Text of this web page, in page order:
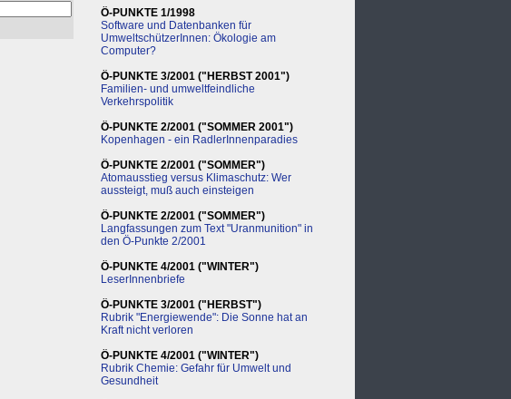
Ö-PUNKTE 1/1998
Software und Datenbanken für
UmweltschützerInnen: Ökologie am
Computer?
Ö-PUNKTE 3/2001 ("HERBST 2001")
Familien- und umweltfeindliche
Verkehrspolitik
Ö-PUNKTE 2/2001 ("SOMMER 2001")
Kopenhagen - ein RadlerInnenparadies
Ö-PUNKTE 2/2001 ("SOMMER")
Atomausstieg versus Klimaschutz: Wer
aussteigt, muß auch einsteigen
Ö-PUNKTE 2/2001 ("SOMMER")
Langfassungen zum Text "Uranmunition" in
den Ö-Punkte 2/2001
Ö-PUNKTE 4/2001 ("WINTER")
LeserInnenbriefe
Ö-PUNKTE 3/2001 ("HERBST")
Rubrik "Energiewende": Die Sonne hat an
Kraft nicht verloren
Ö-PUNKTE 4/2001 ("WINTER")
Rubrik Chemie: Gefahr für Umwelt und
Gesundheit